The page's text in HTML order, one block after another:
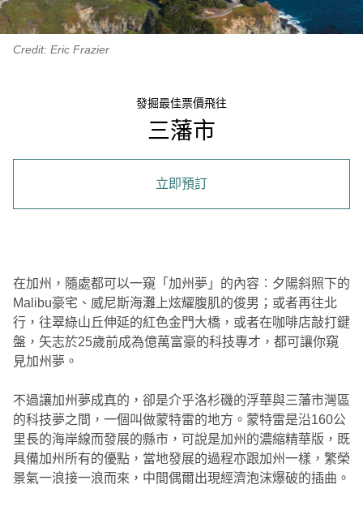
Credit: Eric Frazier
發掘最佳票價飛往
三藩市
立即預訂
在加州，隨處都可以一窺「加州夢」的內容︰夕陽斜照下的
Malibu豪宅、威尼斯海灘上炫耀腹肌的俊男；或者再往北
行，往翠綠山丘伸延的紅色金門大橋，或者在咖啡店敲打鍵
盤，矢志於25歲前成為億萬富豪的科技專才，都可讓你窺
見加州夢。
不過讓加州夢成真的，卻是介乎洛杉磯的浮華與三藩市灣區
的科技夢之間，一個叫做蒙特雷的地方。蒙特雷是沿160公
里長的海岸線而發展的縣市，可說是加州的濃縮精華版，既
具備加州所有的優點，當地發展的過程亦跟加州一樣，繁榮
景氣一浪接一浪而來，中間偶爾出現經濟泡沫爆破的插曲。